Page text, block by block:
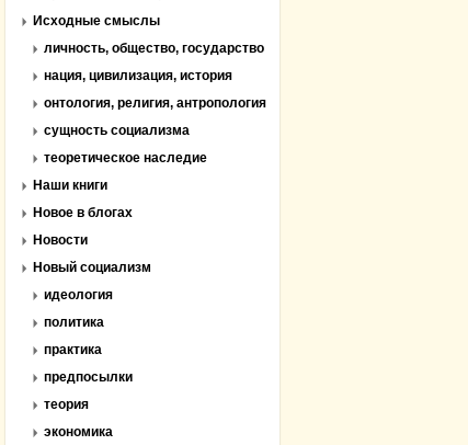
Исходные смыслы
личность, общество, государство
нация, цивилизация, история
онтология, религия, антропология
сущность социализма
теоретическое наследие
Наши книги
Новое в блогах
Новости
Новый социализм
идеология
политика
практика
предпосылки
теория
экономика